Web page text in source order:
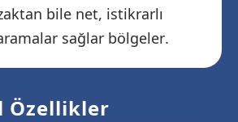
bile net, istikrarlı
sağlar bölgeler.
Özellikler